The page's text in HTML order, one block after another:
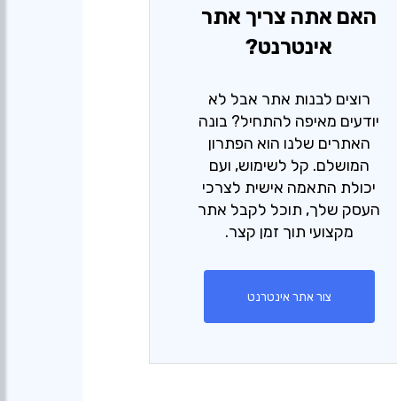
האם אתה צריך אתר
אינטרנט?
רוצים לבנות אתר אבל לא
יודעים מאיפה להתחיל? בונה
האתרים שלנו הוא הפתרון
המושלם. קל לשימוש, ועם
יכולת התאמה אישית לצרכי
העסק שלך, תוכל לקבל אתר
מקצועי תוך זמן קצר.
צור אתר אינטרנט